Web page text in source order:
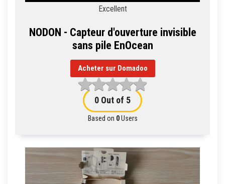
Excellent
NODON - Capteur d'ouverture invisible
sans pile EnOcean
Acheter sur Domadoo
0 Out of 5
Based on 0Users